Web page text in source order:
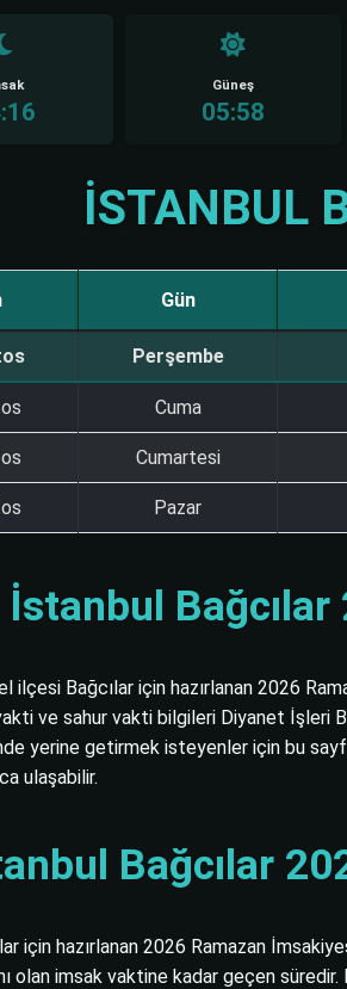
Güneş
05:58
İSTANBUL
Gün
Perşembe
Cuma
Cumartesi
Pazar
İstanbul
ilçesi Bağcılar için hazırlanan 2026
ve sahur vakti bilgileri Diyanet İşleri
yerine getirmek isteyenler için bu
ulaşabilir.
Bağcılar
için hazırlanan 2026 Ramazan
olan imsak vaktine kadar geçen